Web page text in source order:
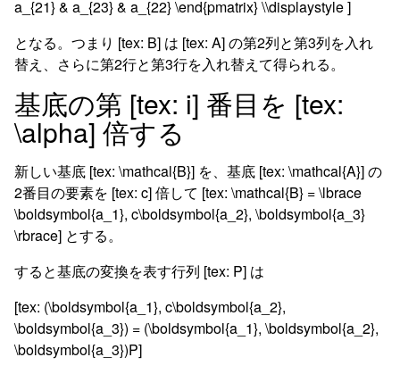
a_{21} & a_{23} & a_{22} \end{pmatrix} \\displaystyle ]
となる。つまり [tex: B] は [tex: A] の第2列と第3列を入れ
替え、さらに第2行と第3行を入れ替えて得られる。
基底の第 [tex: i] 番目を [tex:
\alpha] 倍する
新しい基底 [tex: \mathcal{B}] を、基底 [tex: \mathcal{A}] の
2番目の要素を [tex: c] 倍して [tex: \mathcal{B} = \lbrace
\boldsymbol{a_1}, c\boldsymbol{a_2}, \boldsymbol{a_3}
\rbrace] とする。
すると基底の変換を表す行列 [tex: P] は
[tex: (\boldsymbol{a_1}, c\boldsymbol{a_2},
\boldsymbol{a_3}) = (\boldsymbol{a_1}, \boldsymbol{a_2},
\boldsymbol{a_3})P]